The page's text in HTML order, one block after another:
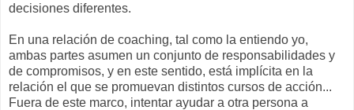
decisiones diferentes.
En una relación de coaching, tal como la entiendo yo,
ambas partes asumen un conjunto de responsabilidades y
de compromisos, y en este sentido, está implícita en la
relación el que se promuevan distintos cursos de acción...
Fuera de este marco, intentar ayudar a otra persona a